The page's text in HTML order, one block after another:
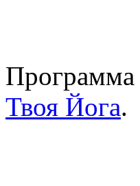
Программа
Твоя Йога.